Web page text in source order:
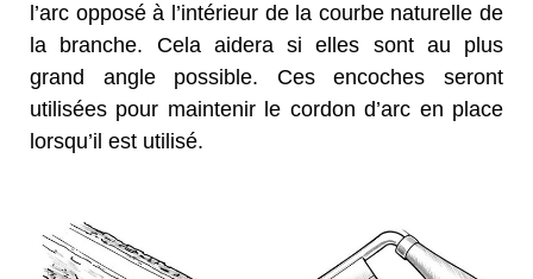
l’arc opposé à l’intérieur de la courbe naturelle de
la branche. Cela aidera si elles sont au plus
grand angle possible. Ces encoches seront
utilisées pour maintenir le cordon d’arc en place
lorsqu’il est utilisé.